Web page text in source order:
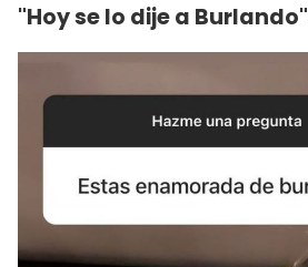
"Hoy se lo dije a Burlando"